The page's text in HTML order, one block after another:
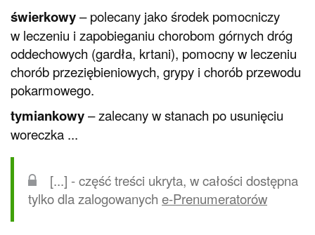
świerkowy– polecany jako środek pomocniczy
w leczeniu i zapobieganiu chorobom górnych dróg
oddechowych (gardła, krtani), pomocny w leczeniu
chorób przeziębieniowych, grypy i chorób przewodu
pokarmowego.
tymiankowy– zalecany w stanach po usunięciu
woreczka ...
[...] - część treści ukryta, w całości dostępna
tylko dla zalogowanych e-Prenumeratorów